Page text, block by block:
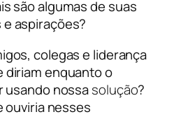
são algumas de suas
aspirações?
colegas e liderança
diriam enquanto o
usando nossasolução?
ouviria nesses